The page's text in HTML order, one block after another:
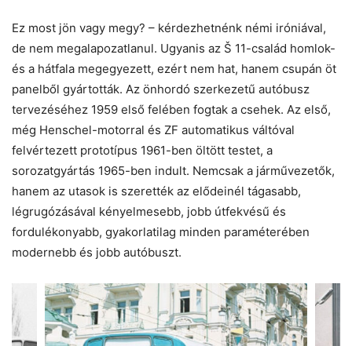
Ez most jön vagy megy? – kérdezhetnénk némi iróniával,
de nem megalapozatlanul. Ugyanis az Š 11-család homlok-
és a hátfala megegyezett, ezért nem hat, hanem csupán öt
panelből gyártották. Az önhordó szerkezetű autóbusz
tervezéséhez 1959 első felében fogtak a csehek. Az első,
még Henschel-motorral és ZF automatikus váltóval
felvértezett prototípus 1961-ben öltött testet, a
sorozatgyártás 1965-ben indult. Nemcsak a járművezetők,
hanem az utasok is szerették az elődeinél tágasabb,
légrugózásával kényelmesebb, jobb útfekvésű és
fordulékonyabb, gyakorlatilag minden paraméterében
modernebb és jobb autóbuszt.